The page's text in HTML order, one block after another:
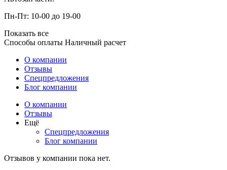
Пн-Пт: 10-00 до 19-00
Показать все
Способы оплаты Наличный расчет
О компании
Отзывы
Спецпредложения
Блог компании
О компании
Отзывы
Ещё
Спецпредложения
Блог компании
Отзывов у компании пока нет.